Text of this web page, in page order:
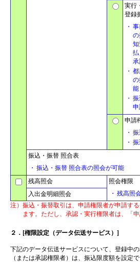
実行
登録
・
の
知
・
能
・
申請
・
・
振込・振替 照合表
・ 振込・振替 照合表の照会が可能
残高照会
照会権限
・ 残高照
入出金明細照会
注） 振込・振替取引は、申請権限者が申請す
ます。ただし、承認・実行権限者は、「
２．[権限設定（データ伝送サービス）]
下記のデータ伝送サービスについて、登録中
（または承認権限者）は、振込限度額を設定で